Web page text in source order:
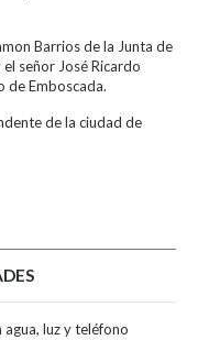
Barrios de la Junta de
señor José Ricardo
de Emboscada.
de la ciudad de
luz y teléfono